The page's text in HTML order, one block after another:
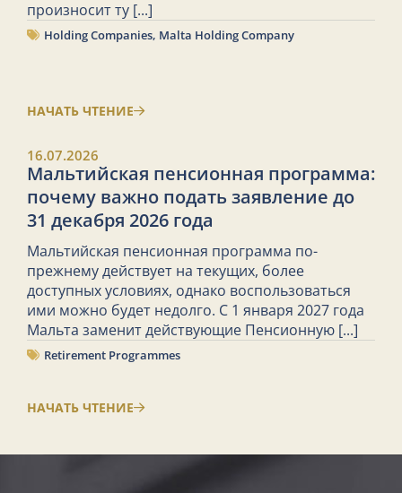
произносит ту [...]
Holding Companies, Malta Holding Company
НАЧАТЬ ЧТЕНИЕ
16.07.2026
Мальтийская пенсионная программа:
почему важно подать заявление до
31 декабря 2026 года
Мальтийская пенсионная программа по-
прежнему действует на текущих, более
доступных условиях, однако воспользоваться
ими можно будет недолго. С 1 января 2027 года
Мальта заменит действующие Пенсионную [...]
Retirement Programmes
НАЧАТЬ ЧТЕНИЕ